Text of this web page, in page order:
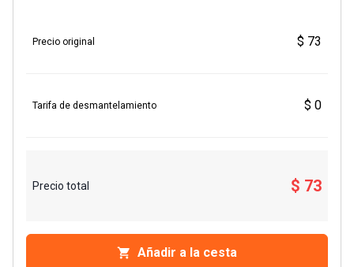
Precio original $ 73
Tarifa de desmantelamiento $ 0
Precio total $ 73
Añadir a la cesta